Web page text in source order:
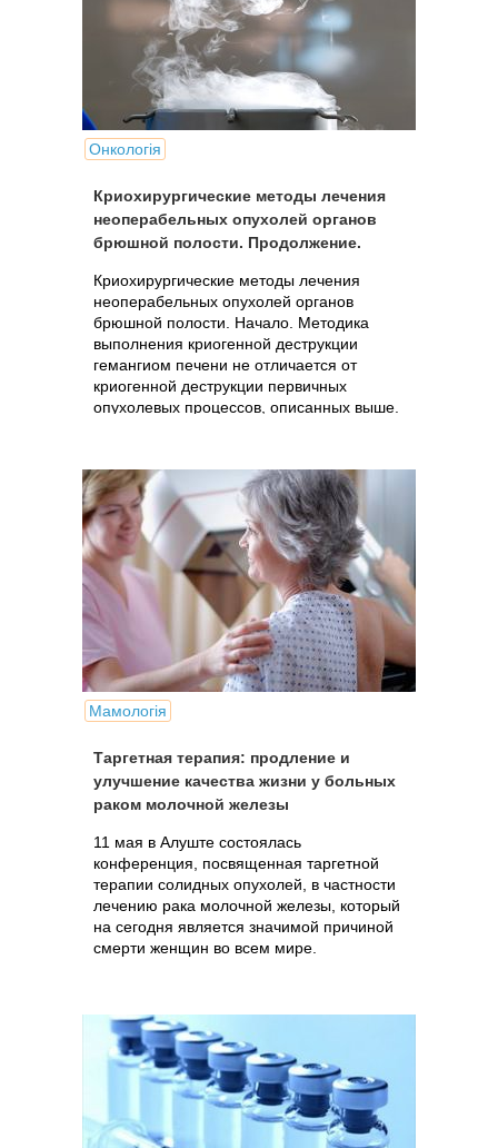
Онкологія
Криохирургические методы лечения
неоперабельных опухолей органов
брюшной полости. Продолжение.
Криохирургические методы лечения
неоперабельных опухолей органов
брюшной полости. Начало. Методика
выполнения криогенной деструкции
гемангиом печени не отличается от
криогенной деструкции первичных
опухолевых процессов, описанных выше.
Мамологія
Таргетная терапия: продление и
улучшение качества жизни у больных
раком молочной железы
11 мая в Алуште состоялась
конференция, посвященная таргетной
терапии солидных опухолей, в частности
лечению рака молочной железы, который
на сегодня является значимой причиной
смерти женщин во всем мире.